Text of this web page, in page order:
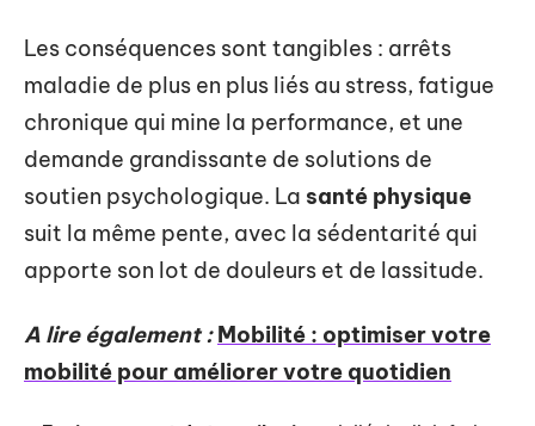
Les conséquences sont tangibles : arrêts
maladie de plus en plus liés au stress, fatigue
chronique qui mine la performance, et une
demande grandissante de solutions de
soutien psychologique. La santé physique
suit la même pente, avec la sédentarité qui
apporte son lot de douleurs et de lassitude.
A lire également : Mobilité : optimiser votre
mobilité pour améliorer votre quotidien